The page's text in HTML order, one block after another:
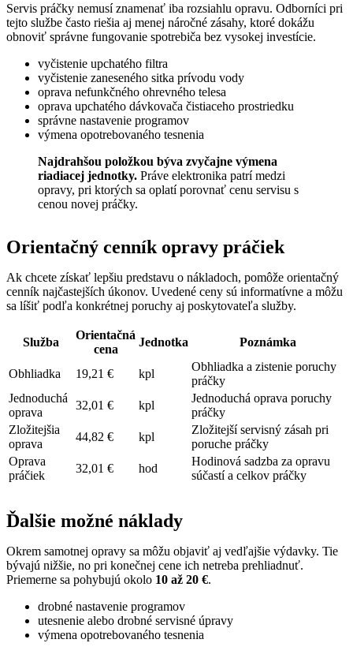
Servis práčky nemusí znamenať iba rozsiahlu opravu. Odborníci pri
tejto službe často riešia aj menej náročné zásahy, ktoré dokážu
obnoviť správne fungovanie spotrebiča bez vysokej investície.
vyčistenie upchatého filtra
vyčistenie zaneseného sitka prívodu vody
oprava nefunkčného ohrevného telesa
oprava upchatého dávkovača čistiaceho prostriedku
správne nastavenie programov
výmena opotrebovaného tesnenia
Najdrahšou položkou býva zvyčajne výmena
riadiacej jednotky. Práve elektronika patrí medzi
opravy, pri ktorých sa oplatí porovnať cenu servisu s
cenou novej práčky.
Orientačný cenník opravy práčiek
Ak chcete získať lepšiu predstavu o nákladoch, pomôže orientačný
cenník najčastejších úkonov. Uvedené ceny sú informatívne a môžu
sa líšiť podľa konkrétnej poruchy aj poskytovateľa služby.
Služba
Orientačná
cena
Jednotka Poznámka
Obhliadka 19,21 € kpl
Obhliadka a zistenie poruchy
práčky
Jednoduchá
oprava
32,01 € kpl
Jednoduchá oprava poruchy
práčky
Zložitejšia
oprava
44,82 € kpl
Zložitejší servisný zásah pri
poruche práčky
Oprava
práčiek
32,01 € hod
Hodinová sadzba za opravu
súčastí a celkov práčky
Ďalšie možné náklady
Okrem samotnej opravy sa môžu objaviť aj vedľajšie výdavky. Tie
bývajú nižšie, no pri konečnej cene ich netreba prehliadnuť.
Priemerne sa pohybujú okolo 10 až 20 €.
drobné nastavenie programov
utesnenie alebo drobné servisné úpravy
výmena opotrebovaného tesnenia